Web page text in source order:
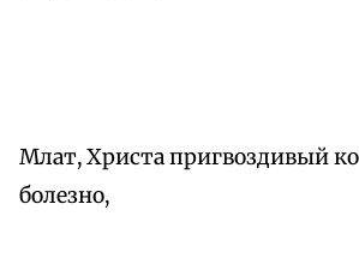
Млат, Христа пригвоздивый
болезно,